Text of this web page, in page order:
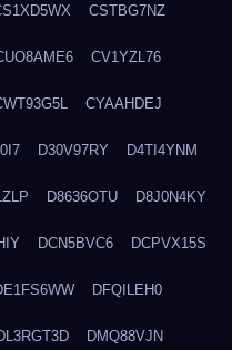
CSTBG7NZ
CV1YZL76
CYAAHDEJ
D30V97RY D4TI4YNM
D8636OTU D8J0N4KY
DCN5BVC6 DCPVX15S
DFQILEH0
DMQ88VJN